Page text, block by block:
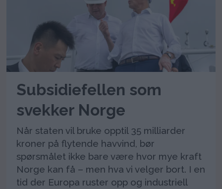
Subsidiefellen som
svekker Norge
Når staten vil bruke opptil 35 milliarder
kroner på flytende havvind, bør
spørsmålet ikke bare være hvor mye kraft
Norge kan få – men hva vi velger bort. I en
tid der Europa ruster opp og industriell